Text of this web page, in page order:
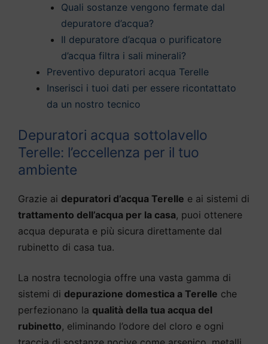
Quali sostanze vengono fermate dal
depuratore d’acqua?
Il depuratore d’acqua o purificatore
d’acqua filtra i sali minerali?
Preventivo depuratori acqua Terelle
Inserisci i tuoi dati per essere ricontattato
da un nostro tecnico
Depuratori acqua sottolavello
Terelle: l’eccellenza per il tuo
ambiente
Grazie ai depuratori d’acqua Terelle e ai sistemi di
trattamento dell’acqua per la casa, puoi ottenere
acqua depurata e più sicura direttamente dal
rubinetto di casa tua.
La nostra tecnologia offre una vasta gamma di
sistemi di depurazione domestica a Terelle che
perfezionano la qualità della tua acqua del
rubinetto, eliminando l’odore del cloro e ogni